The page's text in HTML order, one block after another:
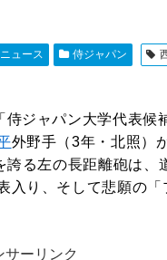
ュース 侍ジャパン
ジャパン大学代表候
外野手（3年・北照）
る左の長距離砲は、
入り、そして悲願の
サーリンク